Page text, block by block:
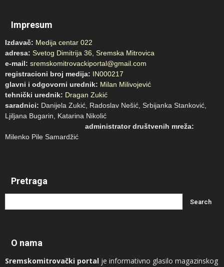
Impresum
Izdavač: Medija centar 022
adresa: Svetog Dimitrija 36, Sremska Mitrovica
e-mail: sremskomitrovackiportal@gmail.com
registracioni broj medija: IN000217
glavni i odgovorni urednik: Milan Milivojević
tehnički urednik: Dragan Zukić
saradnici: Danijela Zukić, Radoslav Nešić, Srbijanka Stanković,
Ljiljana Bugarin, Katarina Nikolić
administrator društvenih mreža:
Milenko Pile Samardžić
Pretraga
O nama
Sremskomitrovački portal je informativno glasilo magazinskog